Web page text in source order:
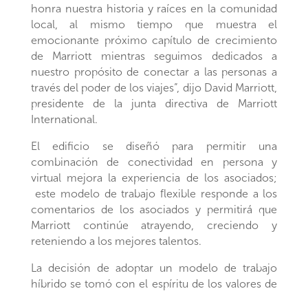
honra nuestra historia y raíces en la comunidad
local, al mismo tiempo que muestra el
emocionante próximo capítulo de crecimiento
de Marriott mientras seguimos dedicados a
nuestro propósito de conectar a las personas a
través del poder de los viajes”, dijo David Marriott,
presidente de la junta directiva de Marriott
International.
El edificio se diseñó para permitir una
combinación de conectividad en persona y
virtual mejora la experiencia de los asociados;
este modelo de trabajo flexible responde a los
comentarios de los asociados y permitirá que
Marriott continúe atrayendo, creciendo y
reteniendo a los mejores talentos.
La decisión de adoptar un modelo de trabajo
híbrido se tomó con el espíritu de los valores de